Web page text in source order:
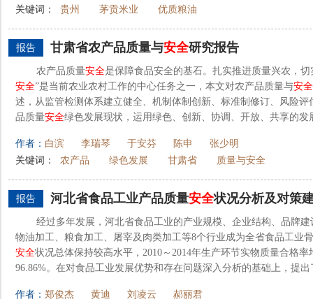
关键词：
贵州 茅贡米业 优质粮油
报告 甘肃省农产品质量与安全研究报告
农产品质量安全是保障食品安全的基石。扎实推进质量兴农，
安全”是当前农业农村工作的中心任务之一，本文对农产品质量与安全
述，从监管检测体系建立健全、机制体制创新、标准制修订、风险
品质量安全绿色发展现状，运用绿色、创新、协调、开放、共享的
作者： 白滨 李瑞琴 于安芬 陈申
张少明
关键词：
农产品 绿色发展 甘肃省 质量与安全
报告 河北省食品工业产品质量安全状况分析及对策
经过多年发展，河北省食品工业的产业规模、企业结构、品牌
物油加工、粮食加工、屠宰及肉类加工等8个行业成为全省食品工业
安全状况总体保持较高水平，2010～2014年生产环节实物质量合格
96.86%。在对食品工业发展优势和存在问题深入分析的基础上，提
作者： 郑俊杰 黄迪 刘凌云
郝丽君